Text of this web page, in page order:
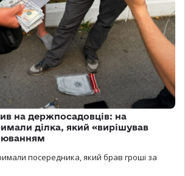
на держпосадовців: на
ділка, який «вирішував
посередника, який брав гроші за